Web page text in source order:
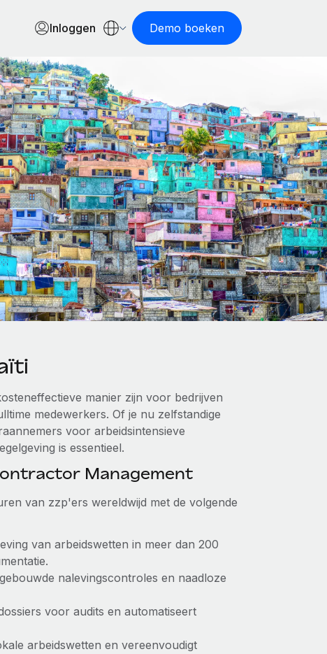
Inloggen Demo boeken
manier zijn voor bedrijven
medewerkers. Of je nu zelfstandige
voor arbeidsintensieve
is essentieel.
Management
van zzp'ers wereldwijd met de volgende
van arbeidswetten in meer dan 200
nalevingscontroles en naadloze
voor audits en automatiseert
arbeidswetten en vereenvoudigt